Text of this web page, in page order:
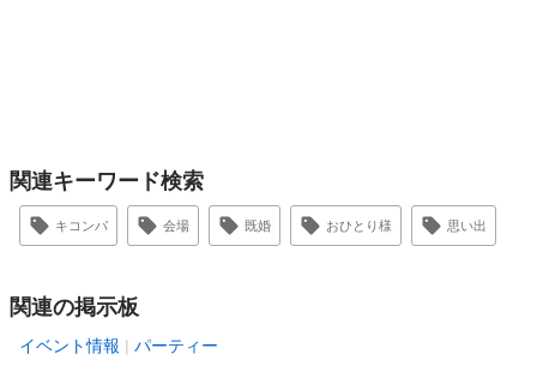
関連キーワード検索
キコンパ 会場 既婚 おひとり様 思い出
関連の掲示板
イベント情報 パーティー